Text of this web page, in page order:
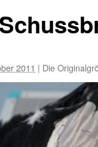
2011 | Die